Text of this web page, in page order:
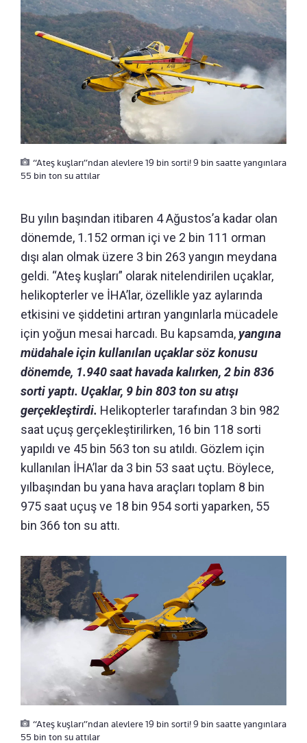
“Ateş kuşları”ndan alevlere 19 bin sorti! 9 bin saatte yangınlara
55 bin ton su attılar
Bu yılın başından itibaren 4 Ağustos’a kadar olan
dönemde, 1.152 orman içi ve 2 bin 111 orman
dışı alan olmak üzere 3 bin 263 yangın meydana
geldi. “Ateş kuşları” olarak nitelendirilen uçaklar,
helikopterler ve İHA’lar, özellikle yaz aylarında
etkisini ve şiddetini artıran yangınlarla mücadele
için yoğun mesai harcadı. Bu kapsamda,yangına
müdahale için kullanılan uçaklar söz konusu
dönemde, 1.940 saat havada kalırken, 2 bin 836
sorti yaptı. Uçaklar, 9 bin 803 ton su atışı
gerçekleştirdi. Helikopterler tarafından 3 bin 982
saat uçuş gerçekleştirilirken, 16 bin 118 sorti
yapıldı ve 45 bin 563 ton su atıldı. Gözlem için
kullanılan İHA’lar da 3 bin 53 saat uçtu. Böylece,
yılbaşından bu yana hava araçları toplam 8 bin
975 saat uçuş ve 18 bin 954 sorti yaparken, 55
bin 366 ton su attı.
“Ateş kuşları”ndan alevlere 19 bin sorti! 9 bin saatte yangınlara
55 bin ton su attılar